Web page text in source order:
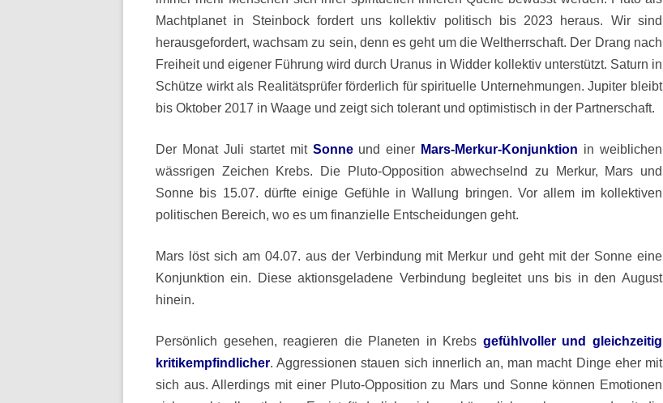
Machtplanet in Steinbock fordert uns kollektiv politisch bis 2023 heraus. Wir sind
herausgefordert, wachsam zu sein, denn es geht um die Weltherrschaft. Der Drang nach
Freiheit und eigener Führung wird durch Uranus in Widder kollektiv unterstützt. Saturn in
Schütze wirkt als Realitätsprüfer förderlich für spirituelle Unternehmungen. Jupiter bleibt
bis Oktober 2017 in Waage und zeigt sich tolerant und optimistisch in der Partnerschaft.
Der Monat Juli startet mit Sonneund einer Mars-Merkur-Konjunktion in weiblichen
wässrigen Zeichen Krebs. Die Pluto-Opposition abwechselnd zu Merkur, Mars und
Sonne bis 15.07. dürfte einige Gefühle in Wallung bringen. Vor allem im kollektiven
politischen Bereich, wo es um finanzielle Entscheidungen geht.
Mars löst sich am 04.07. aus der Verbindung mit Merkur und geht mit der Sonne eine
Konjunktion ein. Diese aktionsgeladene Verbindung begleitet uns bis in den August
hinein.
Persönlich gesehen, reagieren die Planeten in Krebs gefühlvoller und gleichzeitig
kritikempfindlicher. Aggressionen stauen sich innerlich an, man macht Dinge eher mit
sich aus. Allerdings mit einer Pluto-Opposition zu Mars und Sonne können Emotionen